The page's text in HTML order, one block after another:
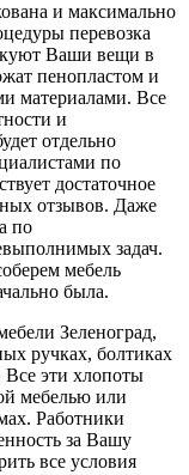
и максимально
перевозка
Ваши вещи в
пенопластом и
материалами. Все
и
отдельно
по
достаточное
отзывов. Даже
по
задач.
мебель
была.
Зеленоград,
ручках, болтиках
Все эти хлопоты
мебелью или
Работники
за Вашу
все условия